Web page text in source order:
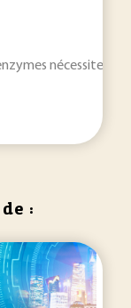
nécessite la
: